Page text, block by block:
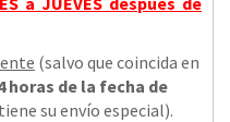
(salvo que coincida en
horas de la fecha de
su envío especial).